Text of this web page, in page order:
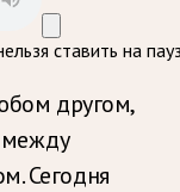
ставить на
другом,
между
Сегодня